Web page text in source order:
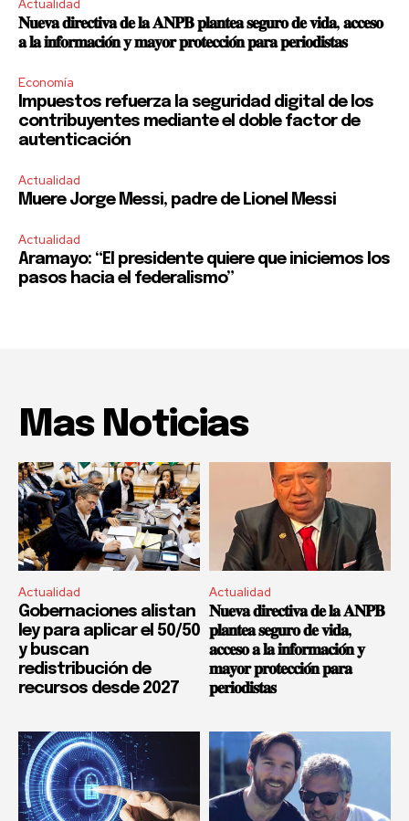
I've read and accept thePrivacy Policy.
Actualidad
𝐍𝐮𝐞𝐯𝐚 𝐝𝐢𝐫𝐞𝐜𝐭𝐢𝐯𝐚 𝐝𝐞 𝐥𝐚 𝐀𝐍𝐏𝐁 𝐩𝐥𝐚𝐧𝐭𝐞𝐚 𝐬𝐞𝐠𝐮𝐫𝐨 𝐝𝐞 𝐯𝐢𝐝𝐚, 𝐚𝐜𝐜𝐞𝐬𝐨
𝐚 𝐥𝐚 𝐢𝐧𝐟𝐨𝐫𝐦𝐚𝐜𝐢𝐨́𝐧 𝐲 𝐦𝐚𝐲𝐨𝐫 𝐩𝐫𝐨𝐭𝐞𝐜𝐜𝐢𝐨́𝐧 𝐩𝐚𝐫𝐚 𝐩𝐞𝐫𝐢𝐨𝐝𝐢𝐬𝐭𝐚𝐬
Economía
Impuestos refuerza la seguridad digital de los
contribuyentes mediante el doble factor de
autenticación
Actualidad
Muere Jorge Messi, padre de Lionel Messi
Actualidad
Aramayo: “El presidente quiere que iniciemos los
pasos hacia el federalismo”
Mas Noticias
Actualidad
Gobernaciones alistan
ley para aplicar el 50/50
y buscan
redistribución de
recursos desde 2027
Actualidad
𝐍𝐮𝐞𝐯𝐚 𝐝𝐢𝐫𝐞𝐜𝐭𝐢𝐯𝐚 𝐝𝐞 𝐥𝐚 𝐀𝐍𝐏𝐁
𝐩𝐥𝐚𝐧𝐭𝐞𝐚 𝐬𝐞𝐠𝐮𝐫𝐨 𝐝𝐞 𝐯𝐢𝐝𝐚,
𝐚𝐜𝐜𝐞𝐬𝐨 𝐚 𝐥𝐚 𝐢𝐧𝐟𝐨𝐫𝐦𝐚𝐜𝐢𝐨́𝐧 𝐲
𝐦𝐚𝐲𝐨𝐫 𝐩𝐫𝐨𝐭𝐞𝐜𝐜𝐢𝐨́𝐧 𝐩𝐚𝐫𝐚
𝐩𝐞𝐫𝐢𝐨𝐝𝐢𝐬𝐭𝐚𝐬